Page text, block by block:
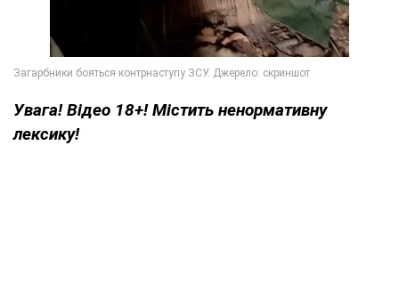
Увага! Відео 18+! Містить ненормативну
лексику!